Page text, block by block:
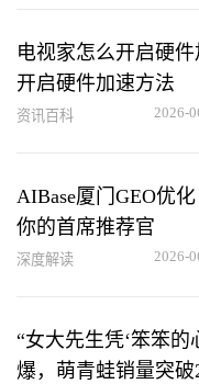
电视家怎么开启硬
开启硬件加速方法
资讯百科 2026-
AIBase厦门GEO优
你的首席推荐官
深度解读 2026-
“女大先生凭‘笨笨的
爆，萌青蛙销量突破